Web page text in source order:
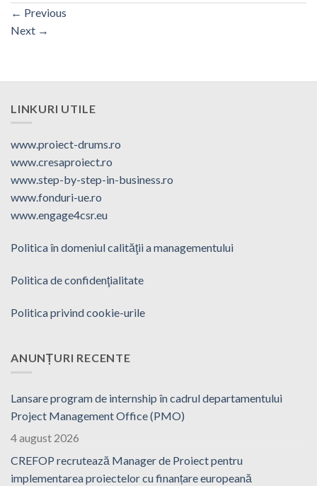
← Previous
Next →
LINKURI UTILE
www.proiect-drums.ro
www.cresaproiect.ro
www.step-by-step-in-business.ro
www.fonduri-ue.ro
www.engage4csr.eu
Politica în domeniul calităţii a managementului
Politica de confidenţialitate
Politica privind cookie-urile
ANUNȚURI RECENTE
Lansare program de internship în cadrul departamentului
Project Management Office (PMO)
4 august 2026
CREFOP recrutează Manager de Proiect pentru
implementarea proiectelor cu finanțare europeană